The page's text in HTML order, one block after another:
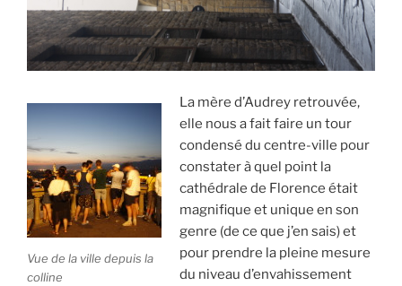
Vue de la ville depuis la
colline
La mère d’Audrey retrouvée,
elle nous a fait faire un tour
condensé du centre-ville pour
constater à quel point la
cathédrale de Florence était
magnifique et unique en son
genre (de ce que j’en sais) et
pour prendre la pleine mesure
du niveau d’envahissement